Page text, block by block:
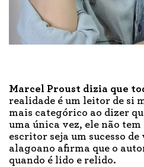
Marcel Proust dizia que
realidade é um leitor de si
mais categórico ao dizer
uma única vez, ele não
escritor seja um sucesso
alagoano afirma que o
quando é lido e relido.